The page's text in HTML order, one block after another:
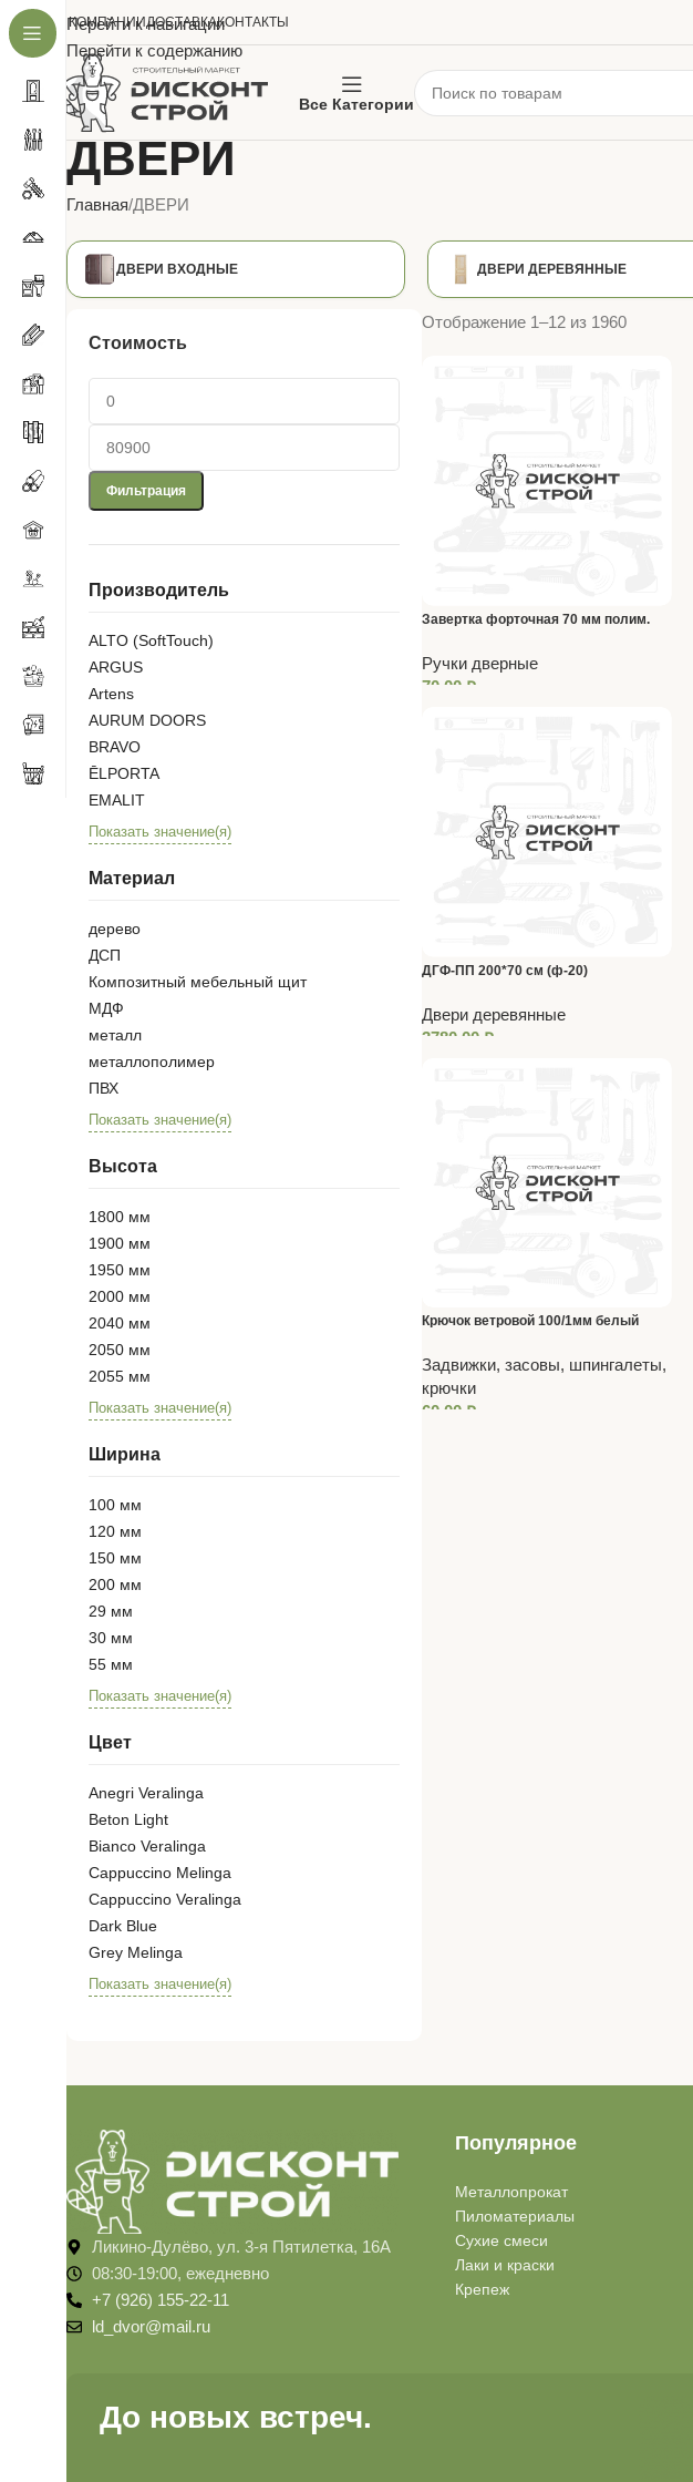
Перейти к навигации
Перейти к содержанию
О КОМПАНИИДОСТАВКАКОНТАКТЫ
Все Категории
ДВЕРИ
Главная ДВЕРИ
ДВЕРИ ВХОДНЫЕ ДВЕРИ ДЕРЕВЯННЫЕ
Стоимость
Фильтрация
Производитель
ALTO (SoftTouch)
ARGUS
Artens
AURUM DOORS
BRAVO
ĒLPORTA
EMALIT
Показать значение(я)
Материал
дерево
ДСП
Композитный мебельный щит
МДФ
металл
металлополимер
ПВХ
Показать значение(я)
Высота
1800 мм
1900 мм
1950 мм
2000 мм
2040 мм
2050 мм
2055 мм
Показать значение(я)
Ширина
100 мм
120 мм
150 мм
200 мм
29 мм
30 мм
55 мм
Показать значение(я)
Цвет
Anegri Veralinga
Beton Light
Bianco Veralinga
Cappuccino Melinga
Cappuccino Veralinga
Dark Blue
Grey Melinga
Показать значение(я)
Отображение 1–12 из 1960
Завертка форточная 70 мм полим.
Ручки дверные
70,00 ₽
ДГФ-ПП 200*70 см (ф-20)
Двери деревянные
3780,00 ₽
Крючок ветровой 100/1мм белый
Задвижки, засовы, шпингалеты,
крючки
60,00 ₽
Ликино-Дулёво, ул. 3-я Пятилетка, 16А
08:30-19:00, ежедневно
+7 (926) 155-22-11
ld_dvor@mail.ru
Популярное
Металлопрокат
Пиломатериалы
Сухие смеси
Лаки и краски
Крепеж
До новых встреч.